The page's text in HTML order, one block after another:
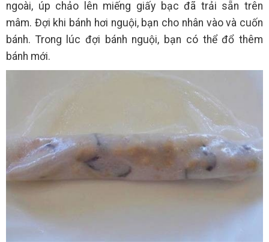
ngoài, úp chảo lên miếng giấy bạc đã trải sẵn trên
mâm. Đợi khi bánh hơi nguội, bạn cho nhân vào và cuốn
bánh. Trong lúc đợi bánh nguội, bạn có thể đổ thêm
bánh mới.